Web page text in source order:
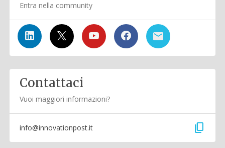
Entra nella community
Contattaci
Vuoi maggiori informazioni?
info@innovationpost.it content_copy